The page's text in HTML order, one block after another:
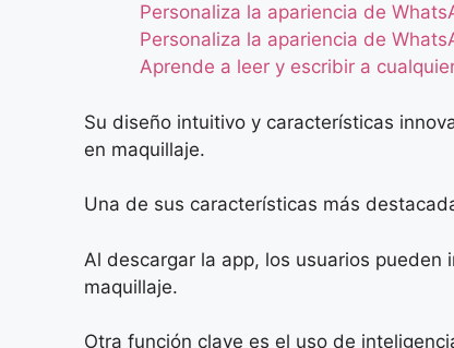
Personaliza la apariencia de
Personaliza la apariencia de
Aprende a leer y escribir a
Su diseño intuitivo y características
en maquillaje.
Una de sus características más
Al descargar la app, los usuarios
maquillaje.
Otra función clave es el uso de